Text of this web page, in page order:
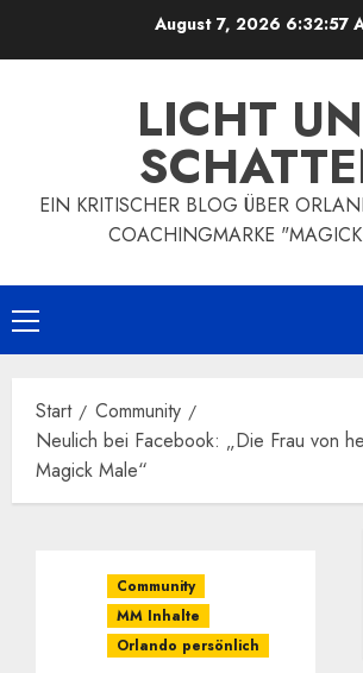
August 7, 2026 6:32:58
LICHT
EIN KRITISCHER BLOG ÜBER
COACHINGMARKE
Primäres
Menü
Start
Community
Neulich bei Facebook: „Die Frau von
Magick Male“
Community
MM Inhalte
Orlando persönlich